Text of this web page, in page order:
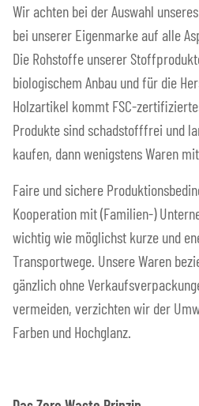
Wir achten bei der Auswahl
bei unserer Eigenmarke auf alle
Die Rohstoffe unserer
biologischem Anbau und für die
Holzartikel kommt FSC-
Produkte sind schadstofffrei und
kaufen, dann wenigstens Waren
Faire und sichere
Kooperation mit (Familien-)
wichtig wie möglichst kurze und
Transportwege. Unsere Waren
gänzlich ohne
vermeiden, verzichten wir der
Farben und Hochglanz.